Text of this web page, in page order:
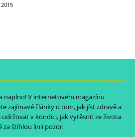
naplno! V internetovém magazínu
zajímavé články o tom, jak jíst zdravě a
v kondici, jak vytěsnit ze života
za štíhlou linií pozor.